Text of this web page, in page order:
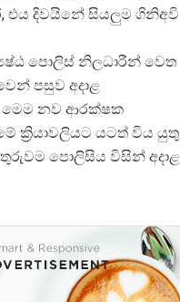
එය දිවයිනේ සියලුම ගිනිඅවි
යෙෂ්ඨ පොලිස් නිලධාරීන් වෙත
පසුව අදාළ
මෙම නව ආරක්ෂක
ක්රියාවලියට යටත් විය යුතු
පොලිසිය විසින් අදාළ